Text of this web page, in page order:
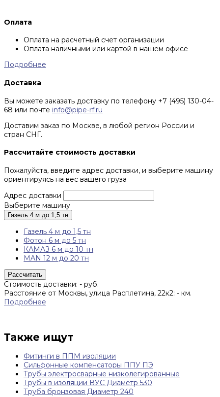
Оплата
Оплата на расчетный счет организации
Оплата наличными или картой в нашем офисе
Подробнее
Доставка
Вы можете заказать доставку по телефону +7 (495) 130-04-
68 или почте info@pipe-rf.ru
Доставим заказ по Москве, в любой регион России и
стран СНГ.
Рассчитайте стоимость доставки
Пожалуйста, введите адрес доставки, и выберите машину
ориентируясь на вес вашего груза
Адрес доставки
Выберите машину
Газель 4 м до 1,5 тн
Газель 4 м до 1,5 тн
Фотон 6 м до 5 тн
КАМАЗ 6 м до 10 тн
MAN 12 м до 20 тн
Рассчитать
Стоимость доставки: - руб.
Расстояние от Москвы, улица Расплетина, 22к2: - км.
Подробнее
Также ищут
Фитинги в ППМ изоляции
Сильфонные компенсаторы ППУ ПЭ
Трубы электросварные низколегированные
Трубы в изоляции ВУС Диаметр 530
Труба бронзовая Диаметр 240